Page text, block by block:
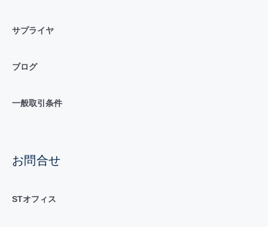
サプライヤ
ブログ
一般取引条件
お問合せ
STオフィス